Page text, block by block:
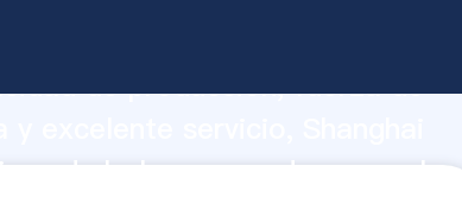
de producción, fuerza de
de bolas proveedor crea el